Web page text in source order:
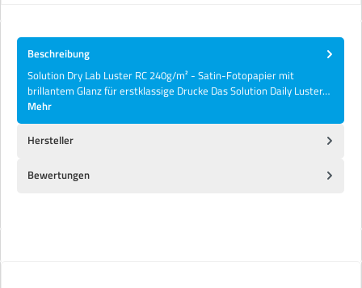
Beschreibung
Solution Dry Lab Luster RC 240g/m² - Satin-Fotopapier mit
brillantem Glanz für erstklassige Drucke Das Solution Daily Luster…
Mehr
Hersteller
Bewertungen